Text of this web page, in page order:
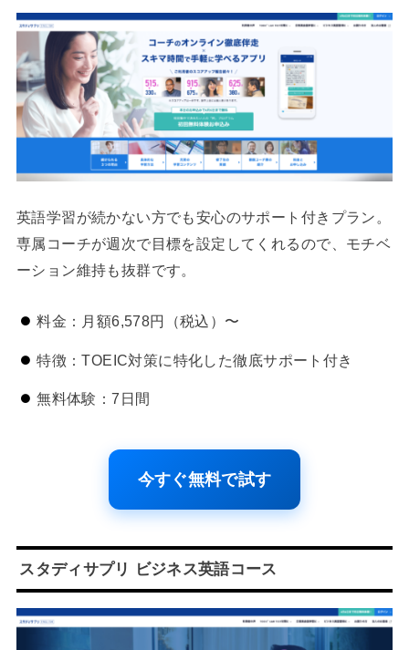
英語学習が続かない方でも安心のサポート付きプラン。
専属コーチが週次で目標を設定してくれるので、モチベ
ーション維持も抜群です。
料金：月額6,578円（税込）〜
特徴：TOEIC対策に特化した徹底サポート付き
無料体験：7日間
今すぐ無料で試す
スタディサプリ ビジネス英語コース